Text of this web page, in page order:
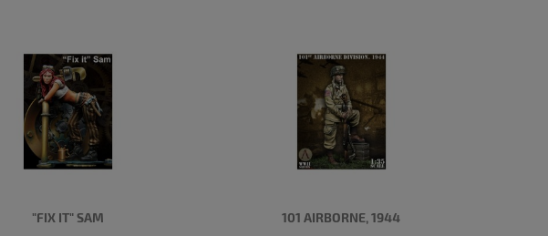
"FIX IT" SAM 101 AIRBORNE, 1944